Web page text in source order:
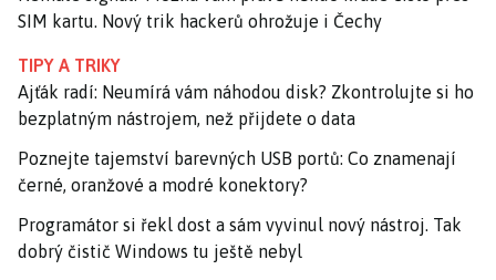
SIM kartu. Nový trik hackerů ohrožuje i Čechy
TIPY A TRIKY
Ajťák radí: Neumírá vám náhodou disk? Zkontrolujte si ho
bezplatným nástrojem, než přijdete o data
Poznejte tajemství barevných USB portů: Co znamenají
černé, oranžové a modré konektory?
Programátor si řekl dost a sám vyvinul nový nástroj. Tak
dobrý čistič Windows tu ještě nebyl